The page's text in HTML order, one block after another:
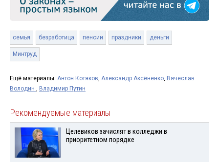
семья безработица пенсии праздники деньги
Минтруд
Ещё материалы: Антон Котяков Александр Аксёненко Вячеслав
Володин
Владимир Путин
Рекомендуемые материалы
Целевиков зачислят в колледжи в
приоритетном порядке